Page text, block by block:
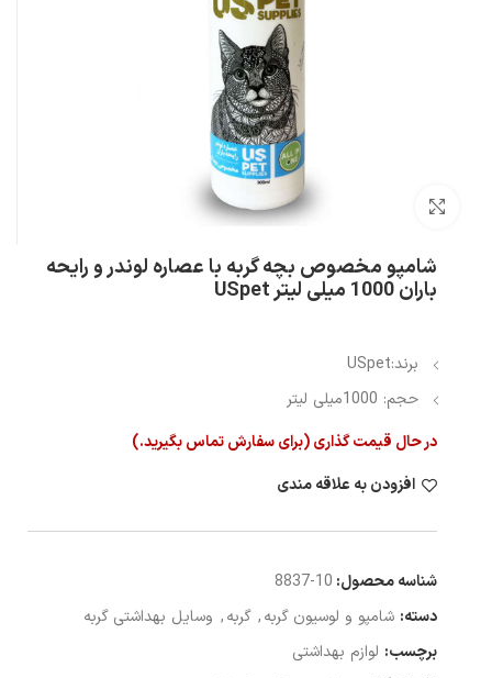
شامپو مخصوص بچه گربه با عصاره لوندر و رایحه
باران 1000 میلی لیتر USpet
برند:USpet
حجم: 1000میلی لیتر
در حال قیمت گذاری (برای سفارش تماس بگیرید.)
افزودن به علاقه مندی
شناسه محصول: 10-8837
دسته: شامپو و لوسیون گربه, گربه, وسایل بهداشتی گربه
برچسب: لوازم بهداشتی